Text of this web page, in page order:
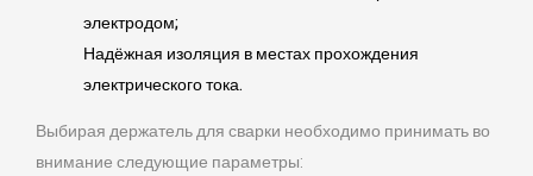
электродом;
Надёжная изоляция в местах прохождения
электрического тока.
Выбирая держатель для сварки необходимо принимать во
внимание следующие параметры: